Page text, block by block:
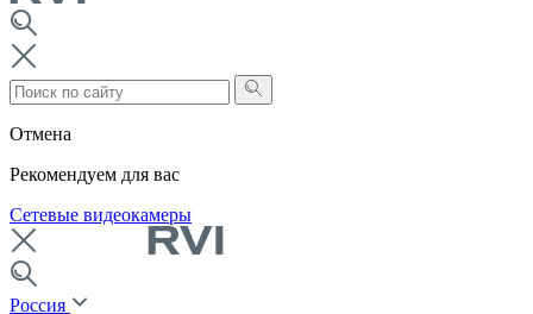
Отмена
Рекомендуем для вас
Сетевые видеокамеры
Россия